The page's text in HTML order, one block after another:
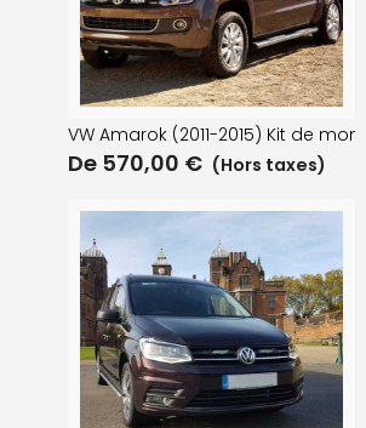
VW Amarok (2011-2015) Kit de
De 570,00 € (Hors taxes)